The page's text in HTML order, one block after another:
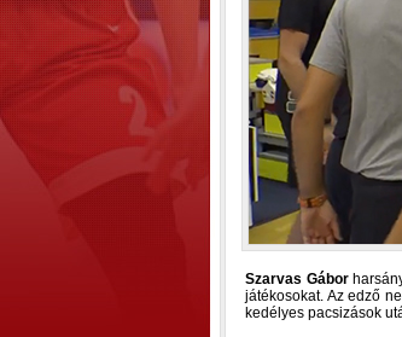
Szarvas Gábor
játékosokat. Az edző
kedélyes pacsizások